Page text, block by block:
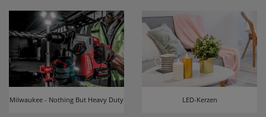
Milwaukee - Nothing But Heavy Duty LED-Kerzen